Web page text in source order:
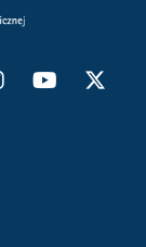
Youtube
X-
twitter